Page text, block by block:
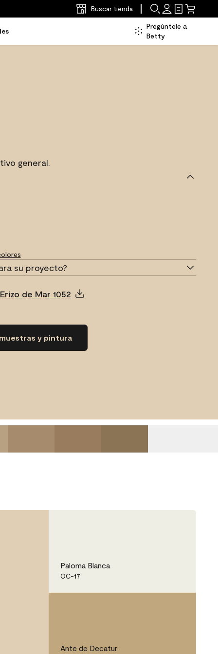
Buscar tienda
Pregúntele a
Betty
general.
su proyecto?
de Mar 1052
y pintura
Paloma Blanca
OC-17
Ante de Decatur